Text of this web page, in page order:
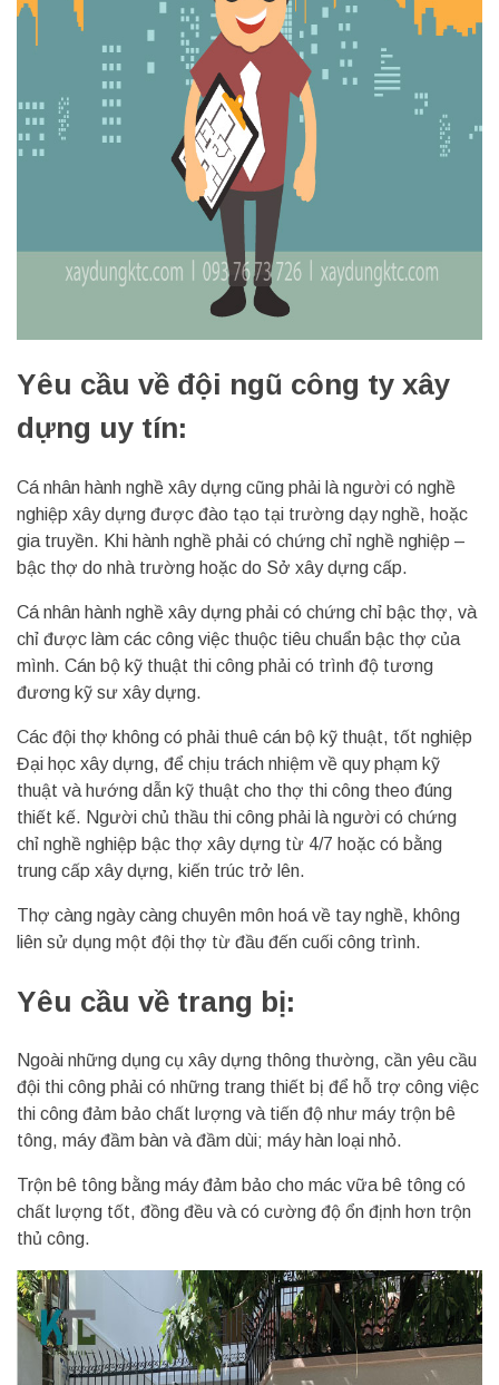
Yêu cầu về đội ngũ công ty xây
dựng uy tín:
Cá nhân hành nghề xây dựng cũng phải là người có nghề
nghiệp xây dựng được đào tạo tại trường dạy nghề, hoặc
gia truyền. Khi hành nghề phải có chứng chỉ nghề nghiệp –
bậc thợ do nhà trường hoặc do Sở xây dựng cấp.
Cá nhân hành nghề xây dựng phải có chứng chỉ bậc thợ, và
chỉ được làm các công việc thuộc tiêu chuẩn bậc thợ của
mình. Cán bộ kỹ thuật thi công phải có trình độ tương
đương kỹ sư xây dựng.
Các đội thợ không có phải thuê cán bộ kỹ thuật, tốt nghiệp
Đại học xây dựng, để chịu trách nhiệm về quy phạm kỹ
thuật và hướng dẫn kỹ thuật cho thợ thi công theo đúng
thiết kế. Người chủ thầu thi công phải là người có chứng
chỉ nghề nghiệp bậc thợ xây dựng từ 4/7 hoặc có bằng
trung cấp xây dựng, kiến trúc trở lên.
Thợ càng ngày càng chuyên môn hoá về tay nghề, không
liên sử dụng một đội thợ từ đầu đến cuối công trình.
Yêu cầu về trang bị:
Ngoài những dụng cụ xây dựng thông thường, cần yêu cầu
đội thi công phải có những trang thiết bị để hỗ trợ công việc
thi công đảm bảo chất lượng và tiến độ như máy trộn bê
tông, máy đầm bàn và đầm dùi; máy hàn loại nhỏ.
Trộn bê tông bằng máy đảm bảo cho mác vữa bê tông có
chất lượng tốt, đồng đều và có cường độ ổn định hơn trộn
thủ công.